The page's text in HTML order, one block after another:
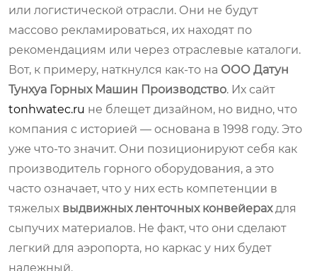
или логистической отрасли. Они не будут
массово рекламироваться, их находят по
рекомендациям или через отраслевые каталоги.
Вот, к примеру, наткнулся как-то на ООО Датун
Тунхуа Горных Машин Производство. Их сайт
tonhwatec.ru не блещет дизайном, но видно, что
компания с историей — основана в 1998 году. Это
уже что-то значит. Они позиционируют себя как
производитель горного оборудования, а это
часто означает, что у них есть компетенции в
тяжелых выдвижных ленточных конвейерахдля
сыпучих материалов. Не факт, что они сделают
легкий для аэропорта, но каркас у них будет
надежный.